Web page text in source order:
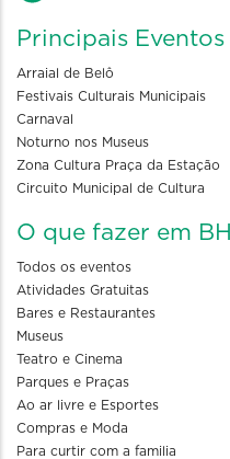
Principais Eventos
Arraial de Belô
Festivais Culturais Municipais
Carnaval
Noturno nos Museus
Zona Cultura Praça da Estação
Circuito Municipal de Cultura
O que fazer em BH
Todos os eventos
Atividades Gratuitas
Bares e Restaurantes
Museus
Teatro e Cinema
Parques e Praças
Ao ar livre e Esportes
Compras e Moda
Para curtir com a familia